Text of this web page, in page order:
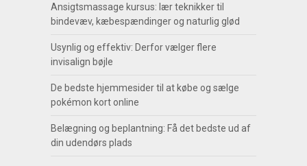
Ansigtsmassage kursus: lær teknikker til
bindevæv, kæbespændinger og naturlig glød
Usynlig og effektiv: Derfor vælger flere
invisalign bøjle
De bedste hjemmesider til at købe og sælge
pokémon kort online
Belægning og beplantning: Få det bedste ud af
din udendørs plads